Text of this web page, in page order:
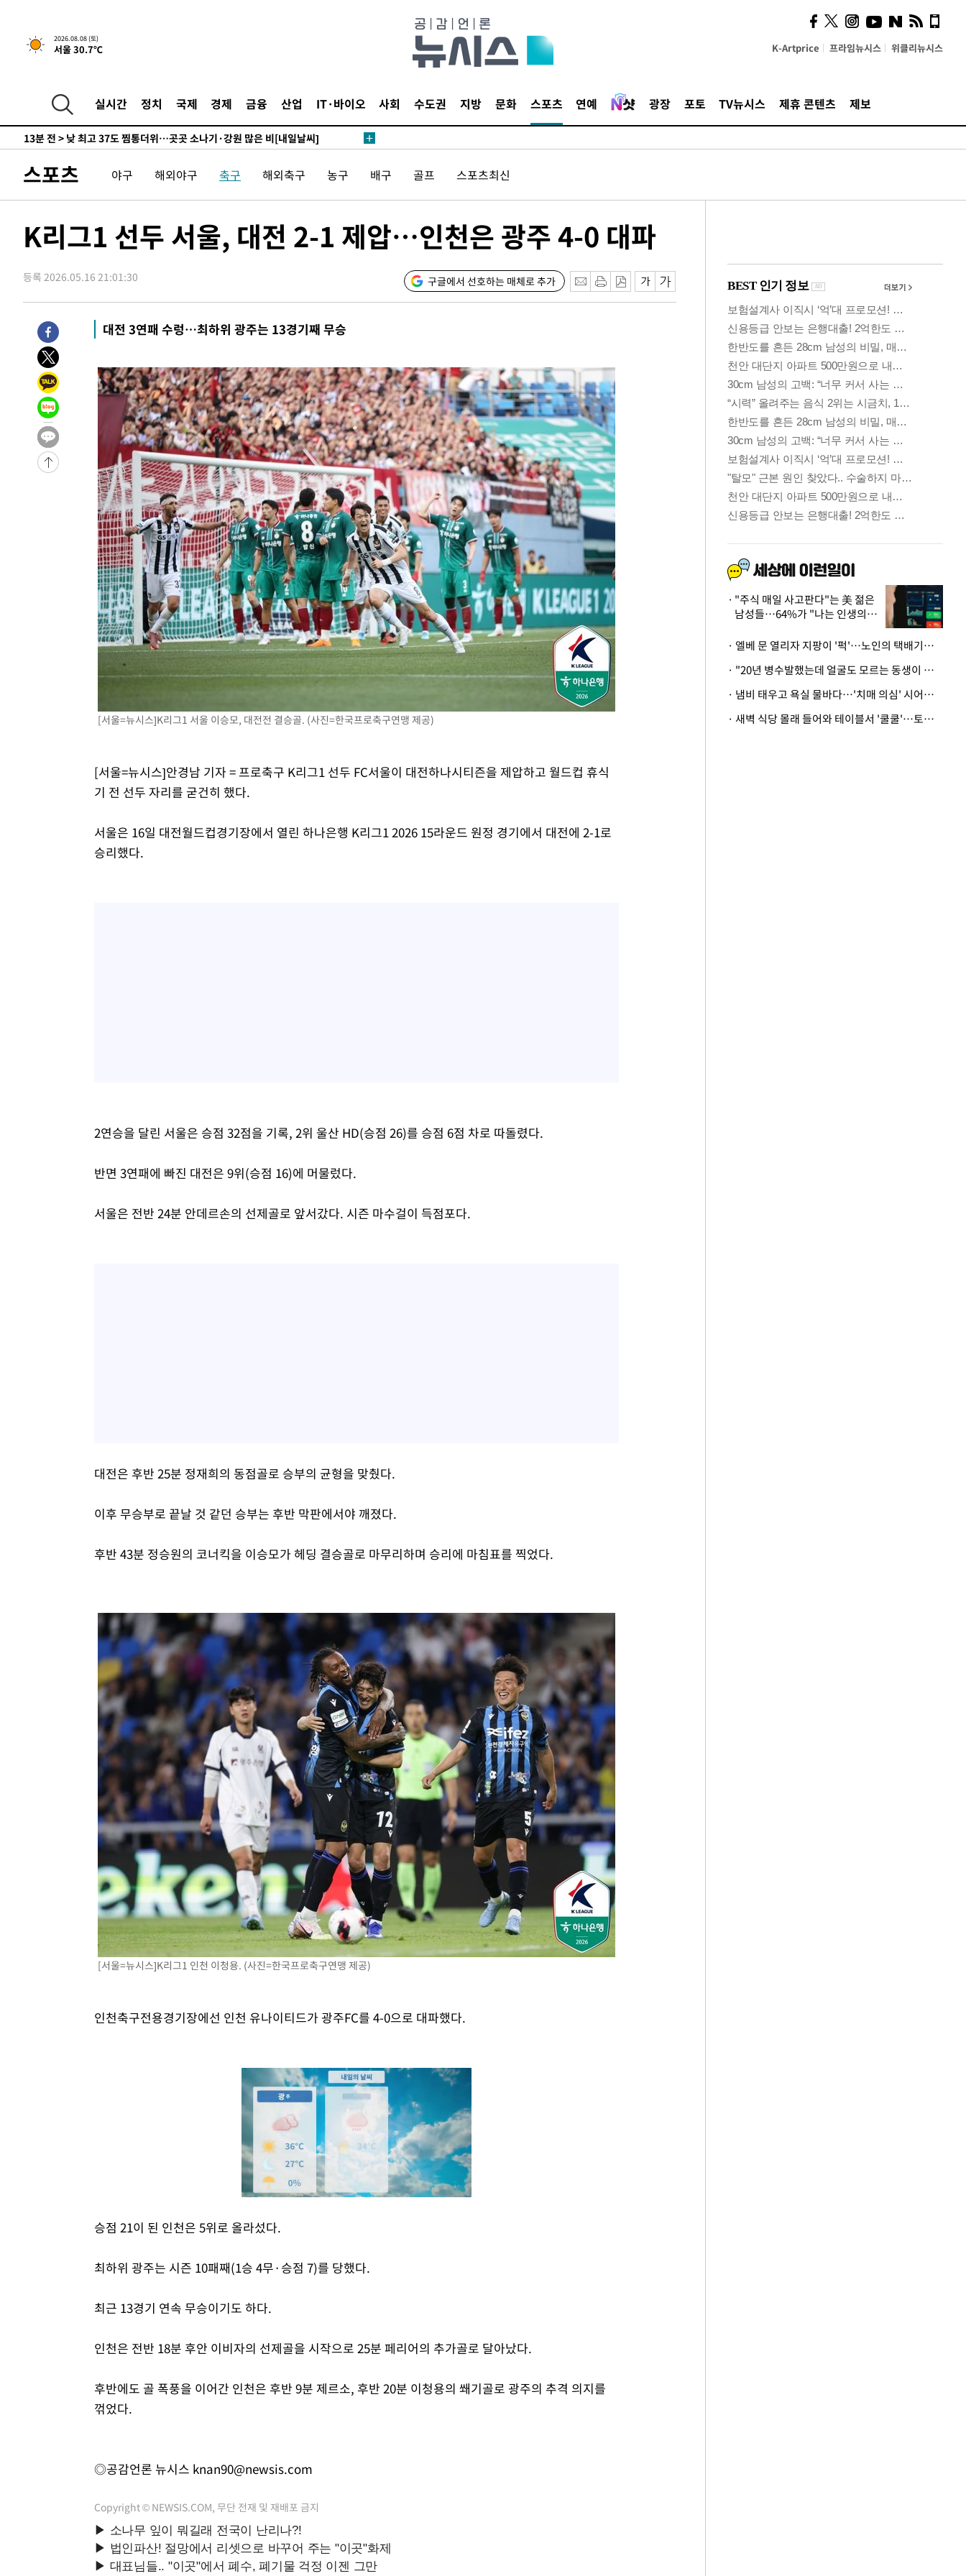
2026.08.08 (토)
서울 30.7℃ K-Artprice 프라임뉴시스 위클리뉴시스
실시간 정치 국제 경제 금융 산업 IT·바이오 사회 수도권 지방 문화 스포츠 연예 광장 포토 TV뉴시스 제휴 콘텐츠 제보
-10647초 전 >[속보]이 대통령 "부동산 공급 기존 사고방식 매달리지 말고 과감히
실천"
-9732초 전 >이란, "오만과 '중앙 단일 루트' 합의…북쪽 인바운드·남쪽 아웃바운
-1264초 전 >
[속보]이 대통령, '호우피해' 안동·의성 관할 4개 면 특별재난지역 선
-1227초 전 >
갈 수도
13분 전 > 낮 최고 37도 찜통더위…곳곳 소나기·강원 많은 비[내일날씨]
1시간 전 >여자배구 이재영·이다영 자매, 아제르바이잔 투란VC 입단
1시간 전 >외국인 심판 성 접대 7경기 들여다보니…한국 축구 '5승 2무'
1시간 전 >
[속보]코스피, 6200선 약보합…0.60% 내린 6258.77에 마쳐
[속보]원·달러 환율, 7.7원 내린 1416.1원 마감
1시간 전 >[속보] 노원서 40.1도 관측…서울, 2018년 이후 첫 40도
외신들도 주목한 韓축구 파문…"국민적 공분에 수사 재개"
3시간 전 >
11시간 압수수색에 성접대 파문까지…'쑥대밭' 된 축구협회
3시간 전 >
후임
-18217초 전 >
이강인, 폭염 속 AT마드리드 첫 훈련…80명 식사 대접까지(종합)
-15356초 전 >
미 사업체 일자리, 7월에 2.3만개 순감하고 그 전 2개월 10.3만개
하향수정 (2보)
-14804초 전 >
[속보] 미 사업체, 일자리 7월에 2.3만 개 줄어…실업률은 4.1%로
-10667초 전 >
[속보]이 대통령 "부동산 공급 기존 사고방식 매달리지 말고 과감히
실천"
-9752초 전 >
이란, "오만과 '중앙 단일 루트' 합의…북쪽 인바운드·남쪽 아웃바운
드는 임시"
"낮 기온 소폭 하락"…수도권 폭염중대경보, 폭염경보로 하향
[속보]이 대통령, '호우피해' 안동·의성 관할 4개 면 특별재난지역 선
[단독]중수청 지원 검사들, 정원 초과 시 낮은 계급 임용…희망지 못
낮 최고 37도 찜통더위…곳곳 소나기·강원 많은 비[내일날씨]
SK하이닉스, 용인·청주 팹에 54조 투자…"AI 메모리 수요 선제 대응"
여자배구 이재영·이다영 자매, 아제르바이잔 투란VC 입단
외국인 심판 성 접대 7경기 들여다보니…한국 축구 '5승 2무'
[속보]코스닥, 2.86포인트(0.36%) 내린 798.81마감
[속보]코스피, 6200선 약보합…0.60% 내린 6258.77에 마쳐
[속보]원·달러 환율, 7.7원 내린 1416.1원 마감
[속보] 노원서 40.1도 관측…서울, 2018년 이후 첫 40도
외신들도 주목한 韓축구 파문…"국민적 공분에 수사 재개"
스포츠 야구 해외야구 축구 해외축구 농구 배구 골프 스포츠최신
K리그1 선두 서울, 대전 2-1 제압…인천은 광주 4-0 대파
등록 2026.05.16 21:01:30 구글에서 선호하는 매체로 추가
대전 3연패 수렁…최하위 광주는 13경기째 무승
[서울=뉴시스]K리그1 서울 이승모, 대전전 결승골. (사진=한국프로축구연맹 제공)
[서울=뉴시스]안경남 기자 = 프로축구 K리그1 선두 FC서울이 대전하나시티즌을 제압하고 월드컵 휴식
기 전 선두 자리를 굳건히 했다.
서울은 16일 대전월드컵경기장에서 열린 하나은행 K리그1 2026 15라운드 원정 경기에서 대전에 2-1로
승리했다.
2연승을 달린 서울은 승점 32점을 기록, 2위 울산 HD(승점 26)를 승점 6점 차로 따돌렸다.
반면 3연패에 빠진 대전은 9위(승점 16)에 머물렀다.
서울은 전반 24분 안데르손의 선제골로 앞서갔다. 시즌 마수걸이 득점포다.
대전은 후반 25분 정재희의 동점골로 승부의 균형을 맞췄다.
이후 무승부로 끝날 것 같던 승부는 후반 막판에서야 깨졌다.
후반 43분 정승원의 코너킥을 이승모가 헤딩 결승골로 마무리하며 승리에 마침표를 찍었다.
[서울=뉴시스]K리그1 인천 이청용. (사진=한국프로축구연맹 제공)
인천축구전용경기장에선 인천 유나이티드가 광주FC를 4-0으로 대파했다.
승점 21이 된 인천은 5위로 올라섰다.
최하위 광주는 시즌 10패째(1승 4무·승점 7)를 당했다.
최근 13경기 연속 무승이기도 하다.
인천은 전반 18분 후안 이비자의 선제골을 시작으로 25분 페리어의 추가골로 달아났다.
후반에도 골 폭풍을 이어간 인천은 후반 9분 제르소, 후반 20분 이청용의 쐐기골로 광주의 추격 의지를
꺾었다.
◎공감언론 뉴시스 knan90@newsis.com
Copyright © NEWSIS.COM, 무단 전재 및 재배포 금지
시, 스마트폰 액세서리에
NFC 더했다
"주식 매일 사고판다"는 美 젊은
남성들…64%가 "나는 인생의
· 엘베 문 열리자 지팡이 '퍽'…노인의 택배기사 폭행 이유
· "20년 병수발했는데 얼굴도 모르는 동생이 유산 절반을"…배다른 형제 상속권 있을까
· 냄비 태우고 욕실 물바다…'치매 의심' 시어머니 검사 권유했다가 '날벼락'
· 새벽 식당 몰래 들어와 테이블서 '쿨쿨'…토사물 남기고 사라진 남성